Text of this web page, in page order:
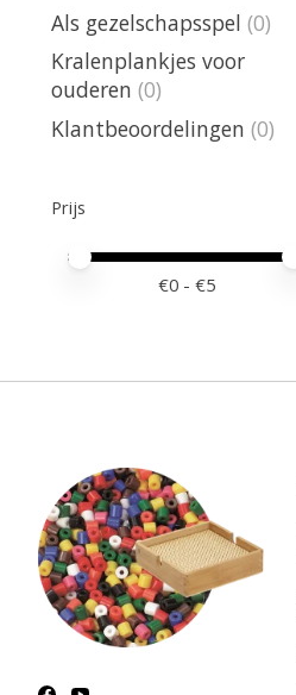
Als gezelschapsspel (0)
Kralenplankjes voor
ouderen (0)
Klantbeoordelingen (0)
Prijs
Minimale prijswaarde
Price maximum value
€0 - €5